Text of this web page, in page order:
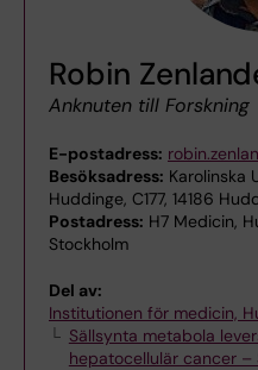
Robin
Anknuten till Forskning
E-postadress:
Besöksadress: Karolinska
Huddinge, C177, 14186
Postadress: H7 Medicin,
Stockholm
Del av:
Institutionen för medicin,
Sällsynta metabola
hepatocellulär cancer –